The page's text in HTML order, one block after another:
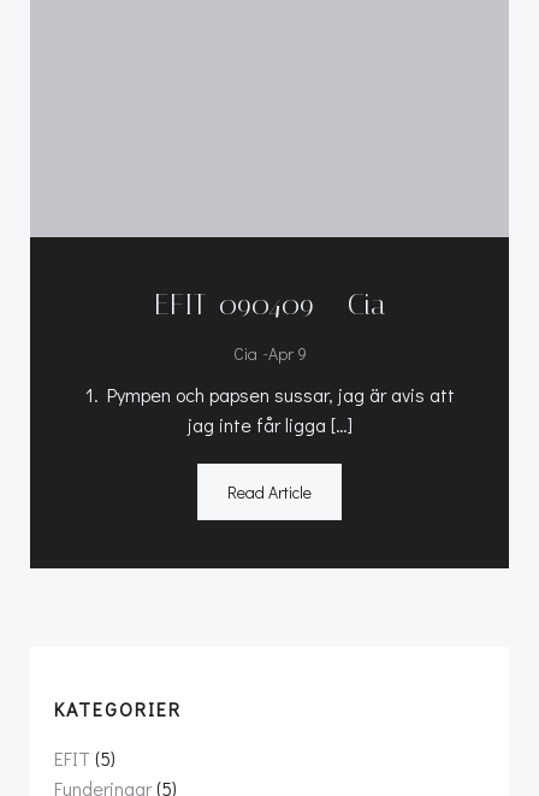
EFIT-090409 – Cia
Cia -Apr 9
1. Pympen och papsen sussar, jag är avis att
jag inte får ligga […]
Read Article
KATEGORIER
EFIT (5)
Funderingar(5)